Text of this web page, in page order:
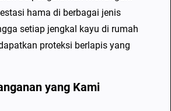
hama di berbagai jenis
setiap jengkal kayu di rumah
proteksi berlapis yang
yang Kami